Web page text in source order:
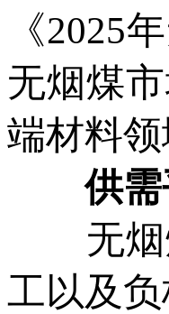
《2025
无烟煤
端材料
供需
无烟煤
工以及